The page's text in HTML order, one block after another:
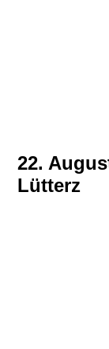
22.
Lütterz